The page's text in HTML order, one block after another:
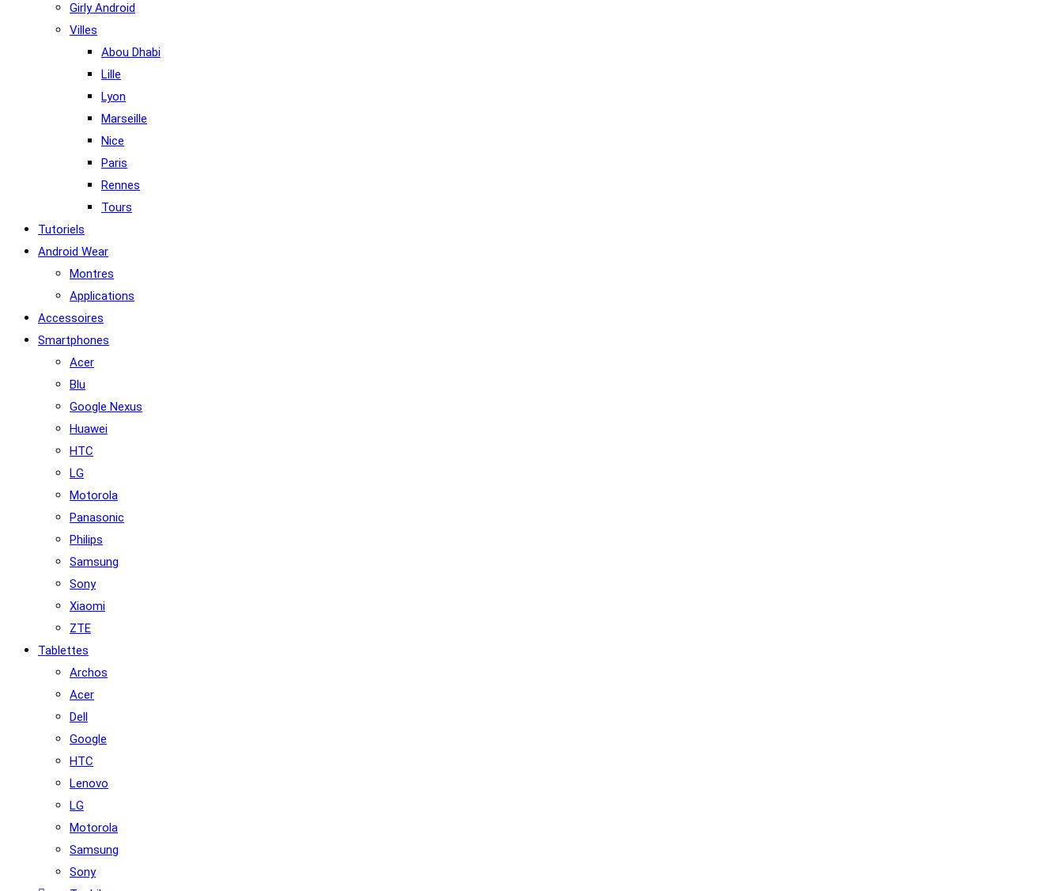
Girly Android
Villes
Abou Dhabi
Lille
Lyon
Marseille
Nice
Paris
Rennes
Tours
Tutoriels
Android Wear
Montres
Applications
Accessoires
Smartphones
Acer
Blu
Google Nexus
Huawei
HTC
LG
Motorola
Panasonic
Philips
Samsung
Sony
Xiaomi
ZTE
Tablettes
Archos
Acer
Dell
Google
HTC
Lenovo
LG
Motorola
Samsung
Sony